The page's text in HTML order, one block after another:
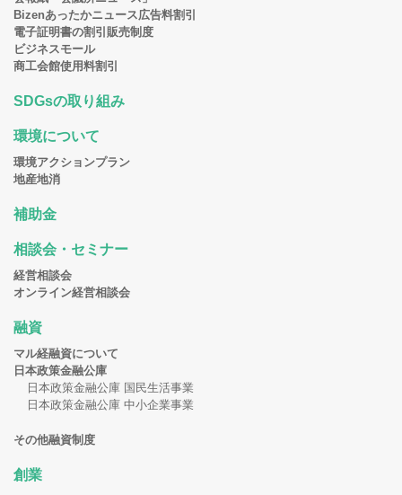
Bizenあったかニュース広告料割引
電子証明書の割引販売制度
ビジネスモール
商工会館使用料割引
SDGsの取り組み
環境について
環境アクションプラン
地産地消
補助金
相談会・セミナー
経営相談会
オンライン経営相談会
融資
マル経融資について
日本政策金融公庫
日本政策金融公庫 国民生活事業
日本政策金融公庫 中小企業事業
その他融資制度
創業